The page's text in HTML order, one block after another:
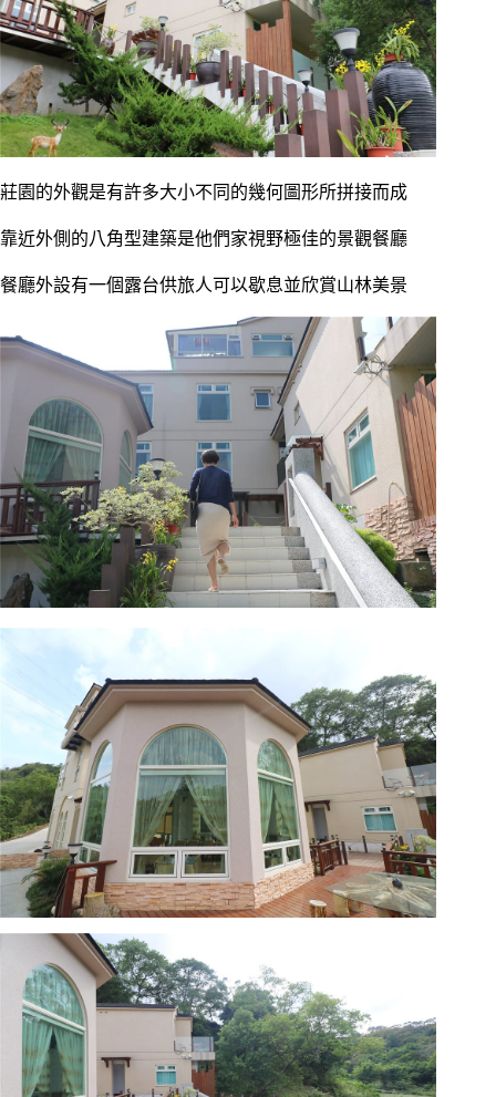
莊園的外觀是有許多大小不同的幾何圖形所拼接而成
靠近外側的八角型建築是他們家視野極佳的景觀餐廳
餐廳外設有一個露台供旅人可以歇息並欣賞山林美景